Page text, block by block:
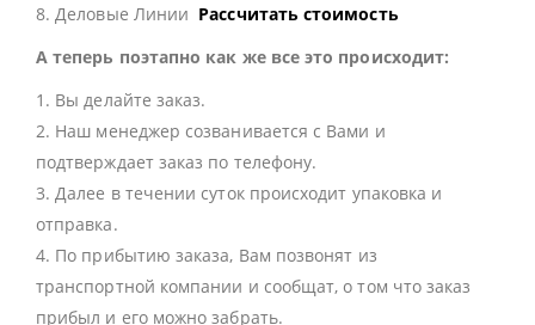
8. Деловые Линии Рассчитать стоимость
А теперь поэтапно как же все это происходит:
1. Вы делайте заказ.
2. Наш менеджер созванивается с Вами и
подтверждает заказ по телефону.
3. Далее в течении суток происходит упаковка и
отправка.
4. По прибытию заказа, Вам позвонят из
транспортной компании и сообщат, о том что заказ
прибыл и его можно забрать.